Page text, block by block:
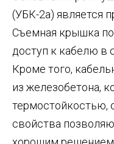
(УБК-2а) является
Съемная крышка
доступ к кабелю в
Кроме того,
из железобетона,
термостойкостью,
свойства